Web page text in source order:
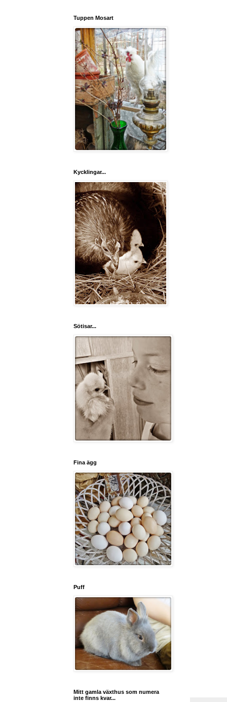
Tuppen Mosart
Kycklingar...
Sötisar...
Fina ägg
Puff
Mitt gamla växthus som numera
inte finns kvar...